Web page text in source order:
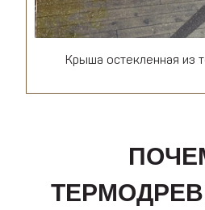
Крыша остекленная из